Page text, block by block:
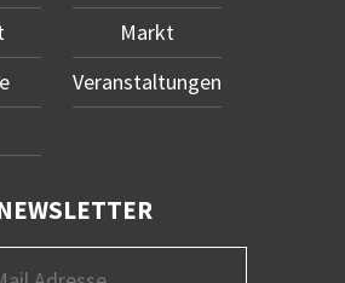
Markt
Veranstaltungen